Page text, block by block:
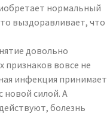
нормальный
выздоравливает, что
довольно
признаков вовсе не
инфекция принимает
новой силой. А
болезнь